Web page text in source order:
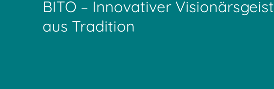
BITO – Innovativer Visionärsgeist
aus Tradition